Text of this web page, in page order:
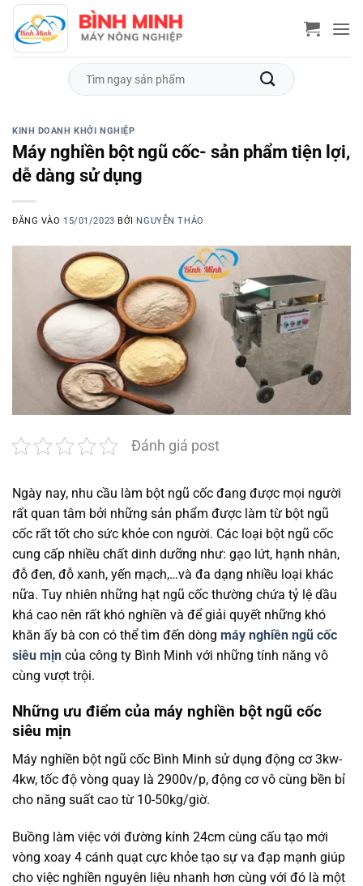
qua
nội
Tìm
KINH DOANH KHỞI NGHIỆP
Máy nghiền bột ngũ cốc- sản phẩm tiện lợi,
dễ dàng sử dụng
ĐĂNG VÀO 15/01/2023 BỞI NGUYỄN THẢO
Đánh giá post
Ngày nay, nhu cầu làm bột ngũ cốc đang được mọi người
rất quan tâm bởi những sản phẩm được làm từ bột ngũ
cốc rất tốt cho sức khỏe con người. Các loại bột ngũ cốc
cung cấp nhiều chất dinh dưỡng như: gạo lứt, hạnh nhân,
đỗ đen, đỗ xanh, yến mạch,…và đa dạng nhiều loại khác
nữa. Tuy nhiên những hạt ngũ cốc thường chứa tỷ lệ dầu
khá cao nên rất khó nghiền và để giải quyết những khó
khăn ấy bà con có thể tìm đến dòng máy nghiền ngũ cốc
siêu mịn của công ty Bình Minh với những tính năng vô
cùng vượt trội.
Những ưu điểm của máy nghiền bột ngũ cốc
siêu mịn
Máy nghiền bột ngũ cốc Bình Minh sử dụng động cơ 3kw-
4kw, tốc độ vòng quay là 2900v/p, động cơ vô cùng bền bỉ
cho năng suất cao từ 10-50kg/giờ.
Buồng làm việc với đường kính 24cm cùng cấu tạo mới
vòng xoay 4 cánh quạt cực khỏe tạo sự va đạp mạnh giúp
cho việc nghiền nguyên liệu nhanh hơn cùng với đó là một